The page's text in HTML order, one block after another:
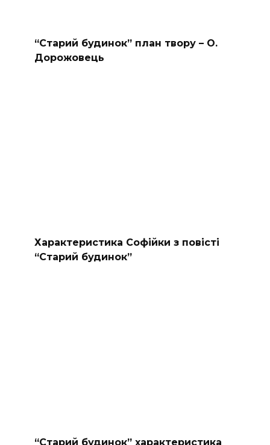
“Старий будинок” план твору – О.
Дорожовець
Характеристика Софійки з повісті
“Старий будинок”
“Старий будинок” характеристика